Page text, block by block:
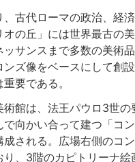
古代ローマの政治、経
オの丘」には世界最古の
ッサンスまで多数の美術
ンズ像をベースにして創
要である。
術館は、法王パウロ3世
で向かい合って建つ「コ
成される。広場右側のコ
、3階のカピトリーナ絵